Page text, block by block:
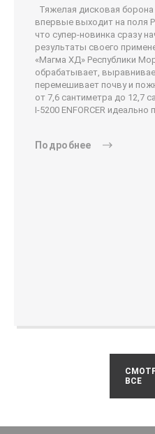
Тяжелая дисковая борона
впервые выходит на поля
что супер-новинка сразу
результаты своего
«Магма ХД» Республики
обрабатывает,
перемешивает почву и
от 7,6 сантиметра до 12,7
I-5200 ENFORCER идеально
Подробнее
ВСЕ